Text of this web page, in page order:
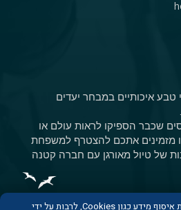
איכותיים במבחר יעדים
שכבר הספיקו לראות עולם או
מזמינים אתכם להצטרף למשפחת
של טיול מאורגן עם חברה קטנה
באתר זה נעשה שימוש בטכנולוגיות איסוף מידע כגון Cookies, לרבות על ידי